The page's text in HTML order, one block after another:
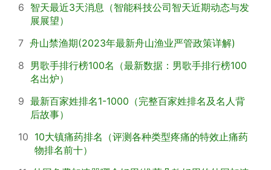
6 智天最近3天消息（智能科技公司智天近期动态与发
展展望）
7 舟山禁渔期(2023年最新舟山渔业严管政策详解)
8 男歌手排行榜100名（最新数据：男歌手排行榜100
名出炉）
9 最新百家姓排名1-1000（完整百家姓排名及名人背
后故事）
10 10大镇痛药排名（评测各种类型疼痛的特效止痛药
物排名前十）